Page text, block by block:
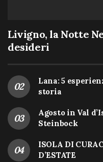
Livigno, la Notte
desideri
Lana: 5
storia
Agosto in Val
Steinbock
ISOLA DI
D’ESTATE